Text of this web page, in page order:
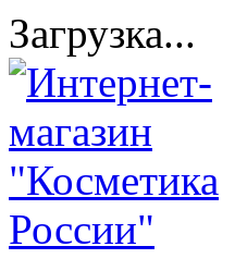
Загрузка...